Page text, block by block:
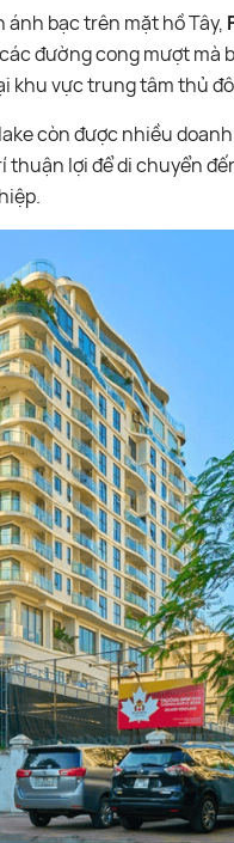
bạc trên mặt hồ Tây,
đường cong mượt mà
khu vực trung tâm thủ
còn được nhiều
lợi để di chuyển